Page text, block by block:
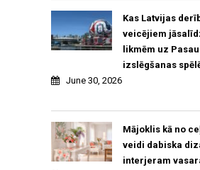
Kas Latvijas
veicējiem
likmēm uz
izslēgšanas
June 30, 2026
Mājoklis kā no
veidi dabiska
interjeram